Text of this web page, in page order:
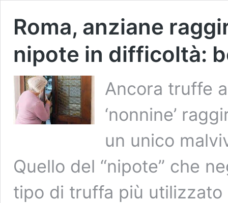
Roma, anziane
nipote in difficoltà:
Ancora truffe
‘nonnine’
un unico
Quello del “nipote” che
tipo di truffa più